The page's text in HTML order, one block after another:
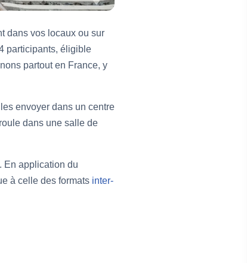
dans vos locaux ou sur
participants, éligible
partout en France, y
envoyer dans un centre
dans une salle de
En application du
à celle des formats inter-